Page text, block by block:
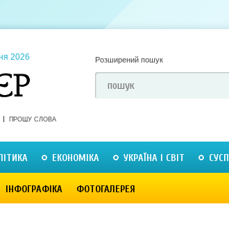
2026 Розширений пошук
ПРОШУ СЛОВА
ЕКОНОМІКА УКРАЇНА І СВІТ
ІНФОГРАФІКА ФОТОГАЛЕРЕЯ